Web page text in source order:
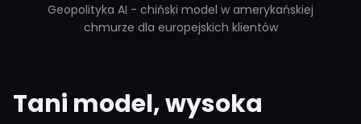
Geopolityka AI - chiński model w amerykańskiej
chmurze dla europejskich klientów
Tani model, wysoka